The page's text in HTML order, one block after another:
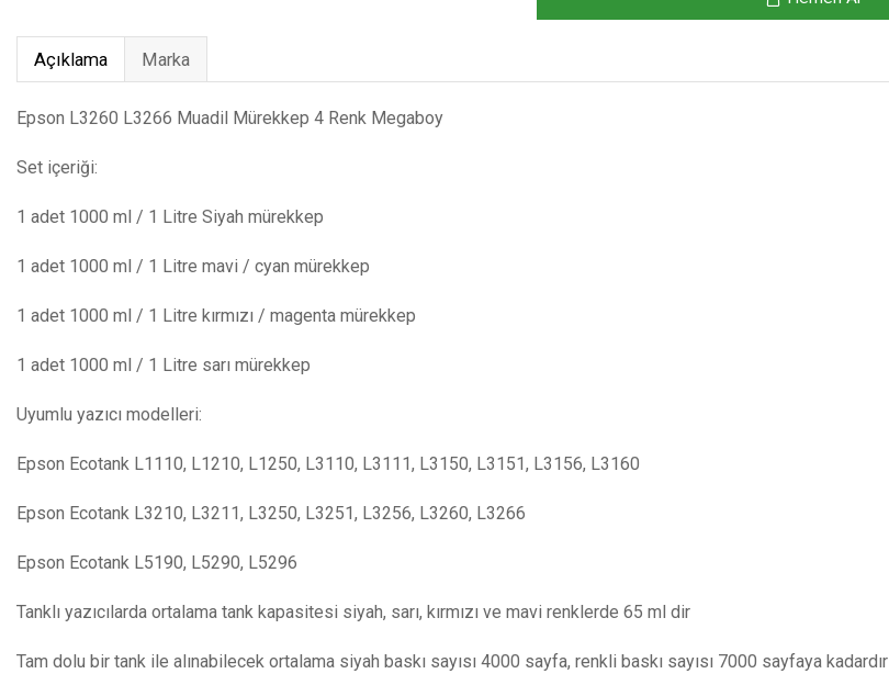
Açıklama Marka
Epson L3260 L3266 Muadil Mürekkep 4 Renk Megaboy
Set içeriği:
1 adet 1000 ml / 1 Litre Siyah mürekkep
1 adet 1000 ml / 1 Litre mavi / cyan mürekkep
1 adet 1000 ml / 1 Litre kırmızı / magenta mürekkep
1 adet 1000 ml / 1 Litre sarı mürekkep
Uyumlu yazıcı modelleri:
Epson Ecotank L1110, L1210, L1250, L3110, L3111, L3150, L3151, L3156, L3160
Epson Ecotank L3210, L3211, L3250, L3251, L3256, L3260, L3266
Epson Ecotank L5190, L5290, L5296
Tanklı yazıcılarda ortalama tank kapasitesi siyah, sarı, kırmızı ve mavi renklerde 65 ml dir
Tam dolu bir tank ile alınabilecek ortalama siyah baskı sayısı 4000 sayfa, renkli baskı sayısı 7000 sayfaya kadardır